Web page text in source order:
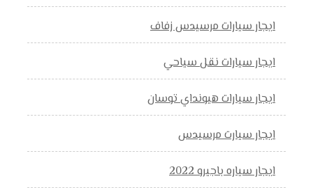
ايجار سيارات مرسيدس زفاف
ايجار سيارات نقل سياحي
ايجار سيارات هيونداي توسان
ايجار سيارت مرسيدس
ايجار سياره باجيرو 2022